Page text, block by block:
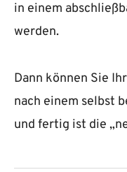
in einem
werden.
Dann können Sie
nach einem selbst
und fertig ist die